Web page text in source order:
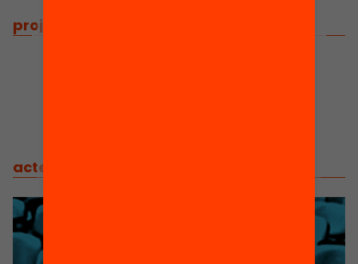
projectes
actes